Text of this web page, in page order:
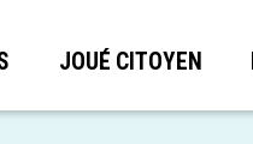
JOUÉ CITOYEN